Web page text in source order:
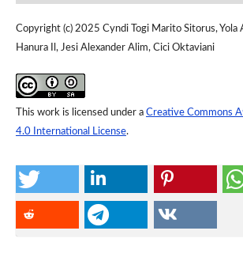
Copyright (c) 2025 Cyndi Togi Marito Sitorus, Yola
Hanura Il, Jesi Alexander Alim, Cici Oktaviani
This work is licensed under a Creative Commons
4.0 International License.